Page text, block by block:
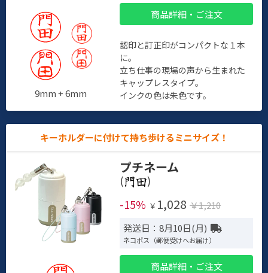
9mm + 6mm
商品詳細・ご注文
認印と訂正印がコンパクトな１本
に。
立ち仕事の現場の声から生まれた
キャップレスタイプ。
インクの色は朱色です。
キーホルダーに付けて持ち歩けるミニサイズ！
プチネーム
(
)
-15% ￥ 1,028 ￥1,210
発送日：8月10日(月)
ネコポス（郵便受けへお届け）
商品詳細・ご注文